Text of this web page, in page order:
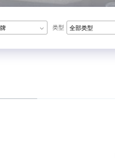
类型 全部类型